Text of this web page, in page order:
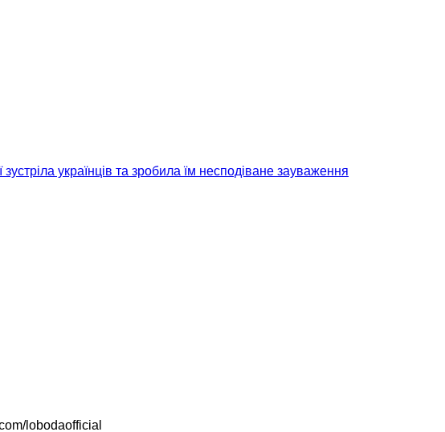
українців та зробила їм несподіване зауваження
lobodaofficial